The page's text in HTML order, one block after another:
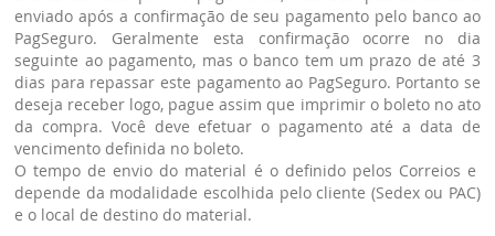
enviado após a confirmação de seu pagamento pelo banco ao
PagSeguro. Geralmente esta confirmação ocorre no dia
seguinte ao pagamento, mas o banco tem um prazo de até 3
dias para repassar este pagamento ao PagSeguro. Portanto se
deseja receber logo, pague assim que imprimir o boleto no ato
da compra. Você deve efetuar o pagamento até a data de
vencimento definida no boleto.
O tempo de envio do material é o definido pelos Correios e
depende da modalidade escolhida pelo cliente (Sedex ou PAC)
e o local de destino do material.